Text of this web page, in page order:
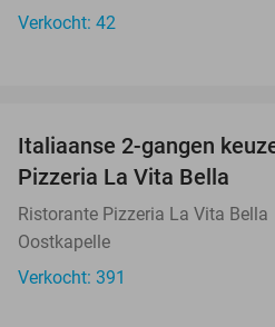
Verkocht: 42
Italiaanse 2-gangen
Pizzeria La Vita Bella
Ristorante Pizzeria La Vita Bella
Oostkapelle
Verkocht: 391